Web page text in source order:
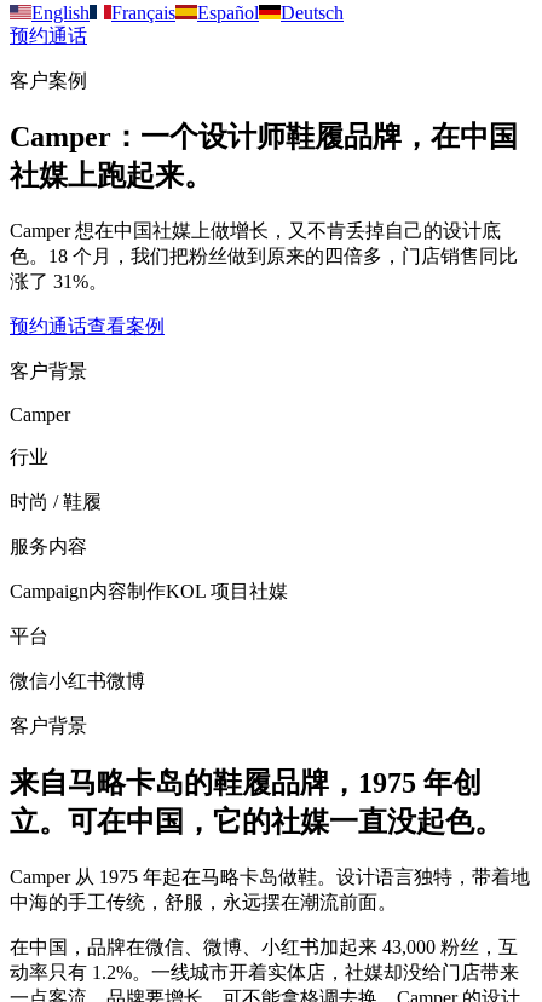
English
Français Español
Deutsch
预约通话
客户案例
Camper：一个设计师鞋履品牌，在中国
社媒上跑起来。
Camper 想在中国社媒上做增长，又不肯丢掉自己的设计底
色。18 个月，我们把粉丝做到原来的四倍多，门店销售同比
涨了 31%。
预约通话查看案例
客户背景
Camper
行业
时尚 / 鞋履
服务内容
Campaign内容制作KOL 项目 社媒
平台
微信小红书微博
客户背景
来自马略卡岛的鞋履品牌，1975 年创
立。可在中国，它的社媒一直没起色。
Camper 从 1975 年起在马略卡岛做鞋。设计语言独特，带着地
中海的手工传统，舒服，永远摆在潮流前面。
在中国，品牌在微信、微博、小红书加起来 43,000 粉丝，互
动率只有 1.2%。一线城市开着实体店，社媒却没给门店带来